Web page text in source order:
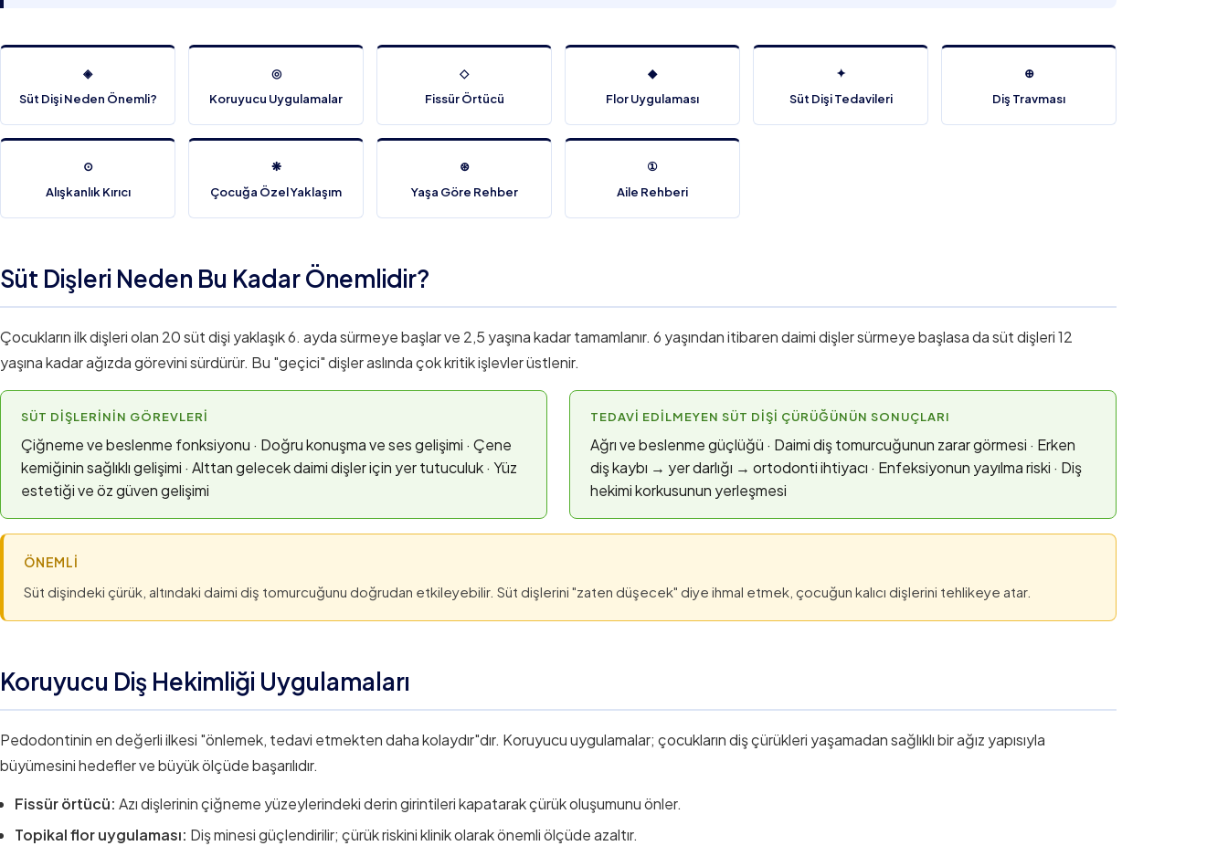
◈
Süt Dişi Neden Önemli?
◎
Koruyucu Uygulamalar
◇
Fissür Örtücü
◆
Flor Uygulaması
✦
Süt Dişi Tedavileri
⊕
Diş Travması
⊙
Alışkanlık Kırıcı
❋
Çocuğa Özel Yaklaşım
⊛
Yaşa Göre Rehber
①
Aile Rehberi
Süt Dişleri Neden Bu Kadar Önemlidir?
Çocukların ilk dişleri olan 20 süt dişi yaklaşık 6. ayda sürmeye başlar ve 2,5 yaşına kadar tamamlanır. 6 yaşından itibaren daimi dişler sürmeye başlasa da süt dişleri 12
yaşına kadar ağızda görevini sürdürür. Bu "geçici" dişler aslında çok kritik işlevler üstlenir.
SÜT DIŞLERININ GÖREVLERI
Çiğneme ve beslenme fonksiyonu · Doğru konuşma ve ses gelişimi · Çene
kemiğinin sağlıklı gelişimi · Alttan gelecek daimi dişler için yer tutuculuk · Yüz
estetiği ve öz güven gelişimi
TEDAVI EDILMEYEN SÜT DIŞI ÇÜRÜĞÜNÜN SONUÇLARI
Ağrı ve beslenme güçlüğü · Daimi diş tomurcuğunun zarar görmesi · Erken
diş kaybı → yer darlığı → ortodonti ihtiyacı · Enfeksiyonun yayılma riski · Diş
hekimi korkusunun yerleşmesi
ÖNEMLI
Süt dişindeki çürük, altındaki daimi diş tomurcuğunu doğrudan etkileyebilir. Süt dişlerini "zaten düşecek" diye ihmal etmek, çocuğun kalıcı dişlerini tehlikeye atar.
Koruyucu Diş Hekimliği Uygulamaları
Pedodontinin en değerli ilkesi "önlemek, tedavi etmekten daha kolaydır"dır. Koruyucu uygulamalar; çocukların diş çürükleri yaşamadan sağlıklı bir ağız yapısıyla
büyümesini hedefler ve büyük ölçüde başarılıdır.
Fissür örtücü: Azı dişlerinin çiğneme yüzeylerindeki derin girintileri kapatarak çürük oluşumunu önler.
Topikal flor uygulaması: Diş minesi güçlendirilir; çürük riskini klinik olarak önemli ölçüde azaltır.